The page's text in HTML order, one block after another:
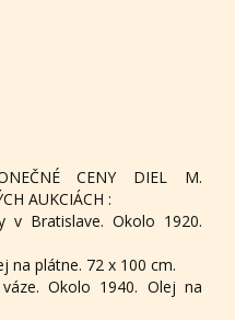
CENY DIEL M.
AUKCIÁCH :
v Bratislave. Okolo 1920.
na plátne. 72 x 100 cm.
Okolo 1940. Olej na